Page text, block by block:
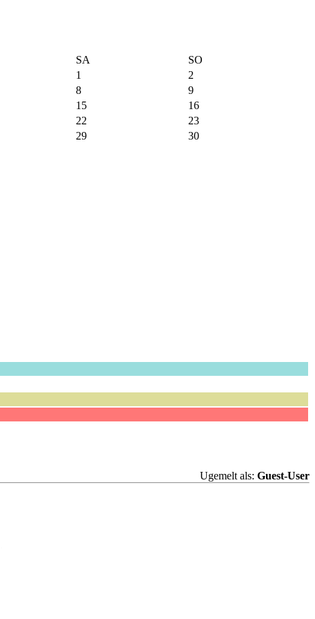
SA
SO
1
2
8
9
15
16
22
23
29
30
Ugemelt als: Guest-User